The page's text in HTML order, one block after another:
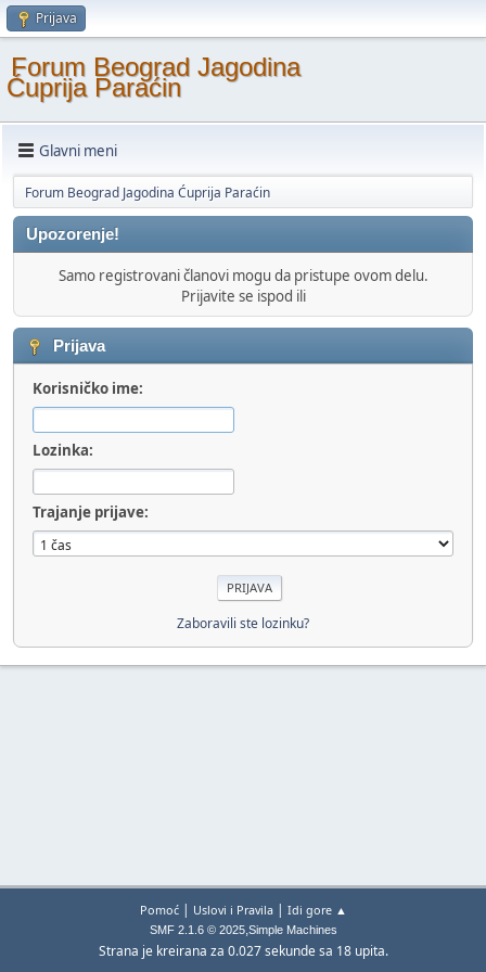
Prijava
Forum Beograd Jagodina
Ćuprija Paraćin
Glavni meni
Forum Beograd Jagodina Ćuprija Paraćin
Upozorenje!
Samo registrovani članovi mogu da pristupe ovom delu.
Prijavite se ispod ili
Prijava
Korisničko ime:
Lozinka:
Trajanje prijave:
Zaboravili ste lozinku?
Pomoć| Uslovi i Pravila| Idi gore ▲
SMF 2.1.6 © 2025,Simple Machines
Strana je kreirana za 0.027 sekunde sa 18 upita.